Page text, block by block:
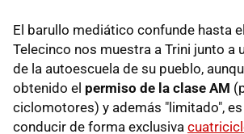
El barullo mediático confunde hasta
Telecinco nos muestra a Trini junto a
de la autoescuela de su pueblo,
obtenido el permiso de la clase AM
ciclomotores) y además "limitado", es
conducir de forma exclusiva